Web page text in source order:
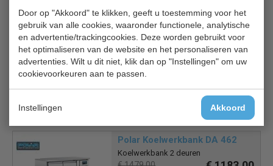
Door op "Akkoord" te klikken, geeft u toestemming voor het
gebruik van alle cookies, waaronder functionele, analytische
en advertentie/trackingcookies. Deze worden gebruikt voor
het optimaliseren van de website en het personaliseren van
advertenties. Wilt u dit niet, klik dan op "Instellingen" om uw
cookievoorkeuren aan te passen.
Instellingen Akkoord
Is dit iets voor jou?
EcoFrost Koelwerkbank
7950.5180
Koelwerkbank 4 lades en 2 deuren
€ 2470,00 € 1976,00
Koelwerkbank bekijken
Polar Koelwerkbank DA 462
Koelwerkbank 2 deuren